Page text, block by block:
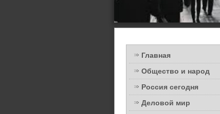
Главная
Общество и народ
Россия сегодня
Деловой мир